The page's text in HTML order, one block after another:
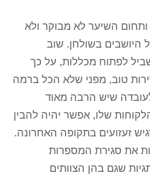
השיער לא מבוקר ולא
בשולחן. שוב
לפתוח מכללות, על כך
טוב, מפני שלא הכל ברמה
שיש הרבה מאוד
שלו, אפשר יהיה להבין
זעזועים בתקופה האחרונה.
את סגירת המספרות
שגם בהן הצוותים